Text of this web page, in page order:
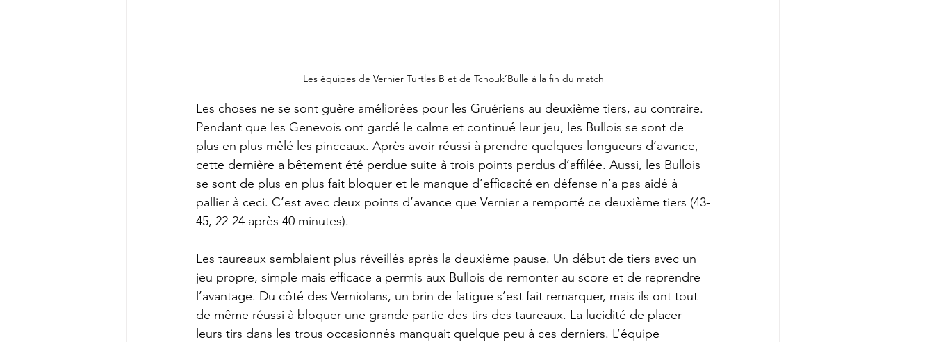
Les équipes de Vernier Turtles B et de Tchouk’Bulle à la fin du match
Les choses ne se sont guère améliorées pour les Gruériens au deuxième tiers, au contraire.
Pendant que les Genevois ont gardé le calme et continué leur jeu, les Bullois se sont de
plus en plus mêlé les pinceaux. Après avoir réussi à prendre quelques longueurs d’avance,
cette dernière a bêtement été perdue suite à trois points perdus d’affilée. Aussi, les Bullois
se sont de plus en plus fait bloquer et le manque d’efficacité en défense n’a pas aidé à
pallier à ceci. C’est avec deux points d’avance que Vernier a remporté ce deuxième tiers (43-
45, 22-24 après 40 minutes).
Les taureaux semblaient plus réveillés après la deuxième pause. Un début de tiers avec un
jeu propre, simple mais efficace a permis aux Bullois de remonter au score et de reprendre
l’avantage. Du côté des Verniolans, un brin de fatigue s’est fait remarquer, mais ils ont tout
de même réussi à bloquer une grande partie des tirs des taureaux. La lucidité de placer
leurs tirs dans les trous occasionnés manquait quelque peu à ces derniers. L’équipe